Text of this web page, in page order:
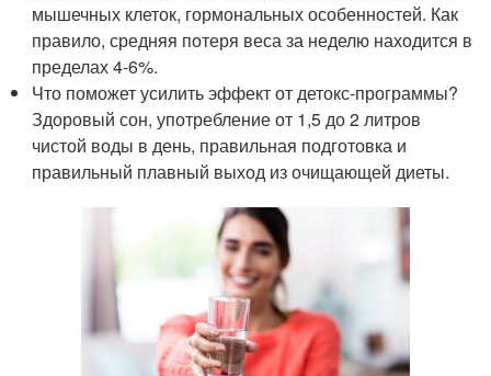
мышечных клеток, гормональных особенностей. Как
правило, средняя потеря веса за неделю находится в
пределах 4-6%.
Что поможет усилить эффект от детокс-программы?
Здоровый сон, употребление от 1,5 до 2 литров
чистой воды в день, правильная подготовка и
правильный плавный выход из очищающей диеты.